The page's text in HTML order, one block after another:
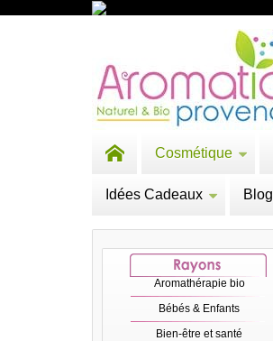
Cosmétique
Idées Cadeaux Blog
Aromathérapie bio
Bébés & Enfants
Bien-être et santé